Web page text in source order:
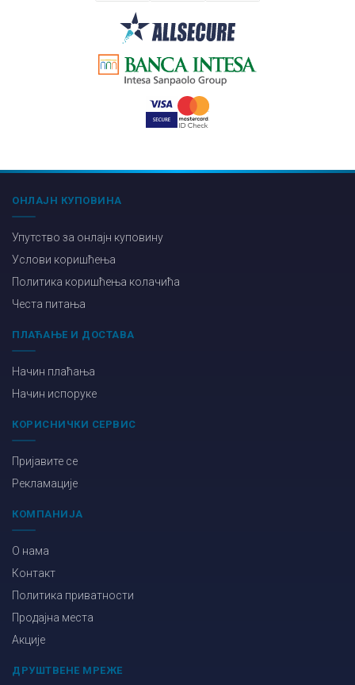
ОНЛАЈН КУПОВИНА
Упутство за онлајн куповину
Услови коришћења
Политика коришћења колачића
Честа питања
ПЛАЋАЊЕ И ДОСТАВА
Начин плаћања
Начин испоруке
КОРИСНИЧКИ СЕРВИС
Пријавите се
Рекламације
КОМПАНИЈА
О нама
Контакт
Политика приватности
Продајна места
Акције
ДРУШТВЕНЕ МРЕЖЕ